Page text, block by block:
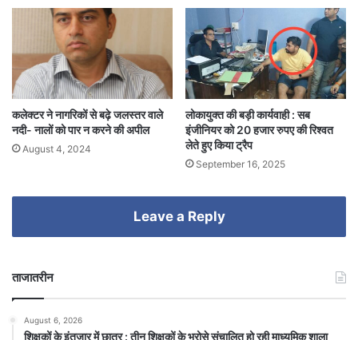
कलेक्टर ने नागरिकों से बढ़े जलस्तर वाले
नदी- नालों को पार न करने की अपील
August 4, 2024
लोकायुक्त की बड़ी कार्यवाही : सब
इंजीनियर को 20 हजार रुपए की रिश्वत
लेते हुए किया ट्रैप
September 16, 2025
Leave a Reply
ताजातरीन
August 6, 2026
शिक्षकों के इंतजार में छात्र : तीन शिक्षकों के भरोसे संचालित हो रही माध्यमिक शाला